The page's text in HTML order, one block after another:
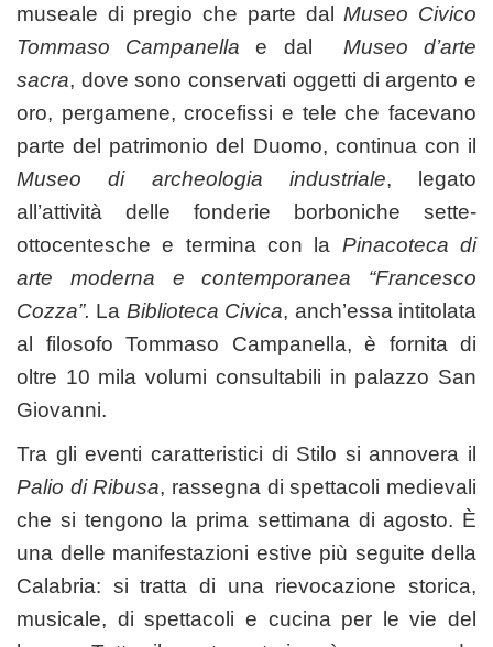
museale di pregio che parte dalMuseo Civico
Tommaso Campanella e dal Museo d’arte
sacra, dove sono conservati oggetti di argento e
oro, pergamene, crocefissi e tele che facevano
parte del patrimonio del Duomo, continua con il
Museo di archeologia industriale, legato
all’attività delle fonderie borboniche sette-
ottocentesche e termina con la Pinacoteca di
arte moderna e contemporanea “Francesco
Cozza”. La Biblioteca Civica, anch’essa intitolata
al filosofo Tommaso Campanella, è fornita di
oltre 10 mila volumi consultabili in palazzo San
Giovanni.
Tra gli eventi caratteristici di Stilo si annovera il
Palio di Ribusa, rassegna di spettacoli medievali
che si tengono la prima settimana di agosto. È
una delle manifestazioni estive più seguite della
Calabria: si tratta di una rievocazione storica,
musicale, di spettacoli e cucina per le vie del